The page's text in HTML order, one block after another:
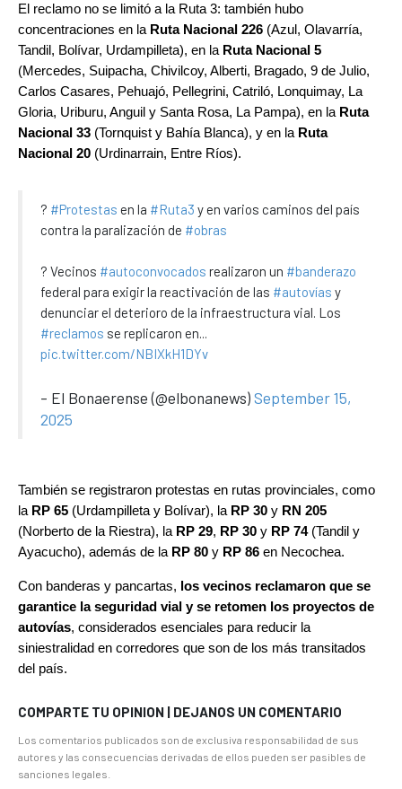
El reclamo no se limitó a la Ruta 3: también hubo
concentraciones en la Ruta Nacional 226 (Azul, Olavarría,
Tandil, Bolívar, Urdampilleta), en la Ruta Nacional 5
(Mercedes, Suipacha, Chivilcoy, Alberti, Bragado, 9 de Julio,
Carlos Casares, Pehuajó, Pellegrini, Catriló, Lonquimay, La
Gloria, Uriburu, Anguil y Santa Rosa, La Pampa), en la Ruta
Nacional 33 (Tornquist y Bahía Blanca), y en la Ruta
Nacional 20 (Urdinarrain, Entre Ríos).
? #Protestas en la #Ruta3 y en varios caminos del país
contra la paralización de #obras
? Vecinos #autoconvocados realizaron un #banderazo
federal para exigir la reactivación de las #autovías y
denunciar el deterioro de la infraestructura vial. Los
#reclamos se replicaron en...
pic.twitter.com/NBIXkH1DYv
- El Bonaerense (@elbonanews)September 15,
2025
También se registraron protestas en rutas provinciales, como
la RP 65 (Urdampilleta y Bolívar), la RP 30 y RN 205
(Norberto de la Riestra), la RP 29, RP 30 y RP 74(Tandil y
Ayacucho), además de la RP 80 y RP 86 en Necochea.
Con banderas y pancartas, los vecinos reclamaron que se
garantice la seguridad vial y se retomen los proyectos de
autovías, considerados esenciales para reducir la
siniestralidad en corredores que son de los más transitados
del país.
COMPARTE TU OPINION | DEJANOS UN COMENTARIO
Los comentarios publicados son de exclusiva responsabilidad de sus
autores y las consecuencias derivadas de ellos pueden ser pasibles de
sanciones legales.